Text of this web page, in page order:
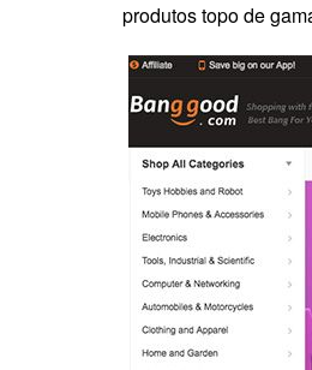
produtos topo de